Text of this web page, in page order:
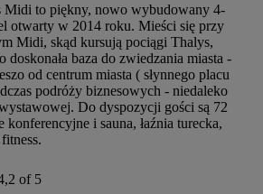
Midi to piękny, nowo wybudowany 4-
otwarty w 2014 roku. Mieści się przy
Midi, skąd kursują pociągi Thalys,
doskonała baza do zwiedzania miasta -
od centrum miasta ( słynnego placu
podróży biznesowych - niedaleko
Do dyspozycji gości są 72
konferencyjne i sauna, łaźnia turecka,
of 5